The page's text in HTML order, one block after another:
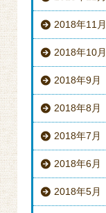
2018年11月
2018年10月
2018年9月
2018年8月
2018年7月
2018年6月
2018年5月